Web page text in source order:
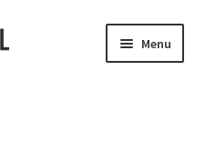
Menu